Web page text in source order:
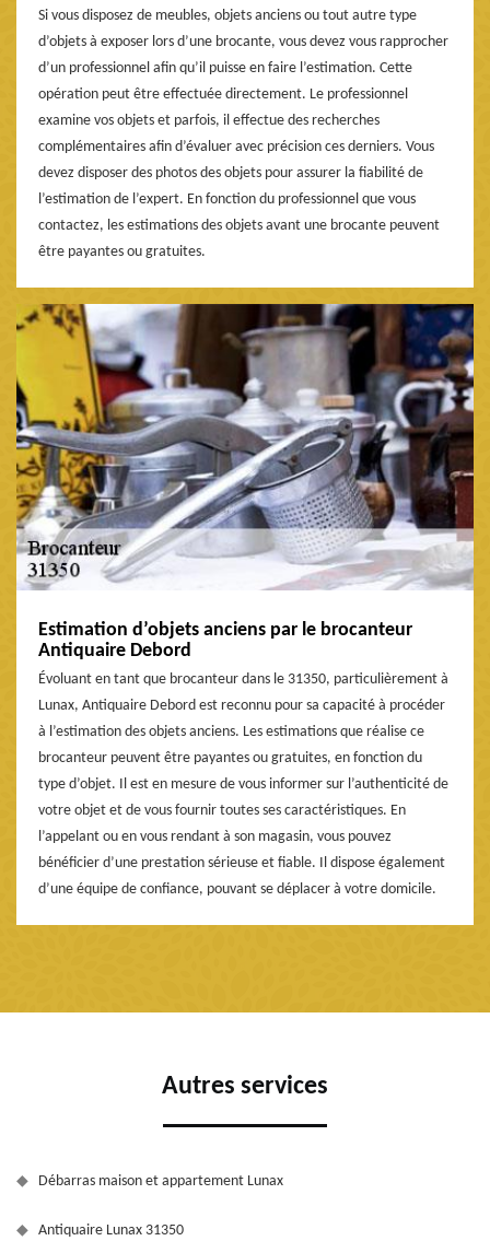
Si vous disposez de meubles, objets anciens ou tout autre type
d’objets à exposer lors d’une brocante, vous devez vous rapprocher
d’un professionnel afin qu’il puisse en faire l’estimation. Cette
opération peut être effectuée directement. Le professionnel
examine vos objets et parfois, il effectue des recherches
complémentaires afin d’évaluer avec précision ces derniers. Vous
devez disposer des photos des objets pour assurer la fiabilité de
l’estimation de l’expert. En fonction du professionnel que vous
contactez, les estimations des objets avant une brocante peuvent
être payantes ou gratuites.
Estimation d’objets anciens par le brocanteur
Antiquaire Debord
Évoluant en tant que brocanteur dans le 31350, particulièrement à
Lunax, Antiquaire Debord est reconnu pour sa capacité à procéder
à l’estimation des objets anciens. Les estimations que réalise ce
brocanteur peuvent être payantes ou gratuites, en fonction du
type d’objet. Il est en mesure de vous informer sur l’authenticité de
votre objet et de vous fournir toutes ses caractéristiques. En
l’appelant ou en vous rendant à son magasin, vous pouvez
bénéficier d’une prestation sérieuse et fiable. Il dispose également
d’une équipe de confiance, pouvant se déplacer à votre domicile.
Autres services
Débarras maison et appartement Lunax
Antiquaire Lunax 31350